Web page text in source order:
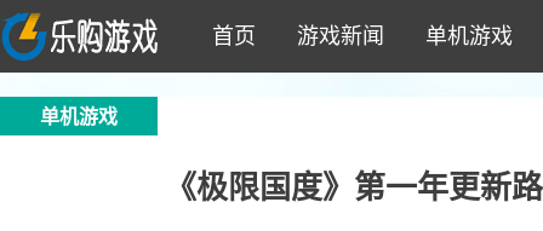
首页 游戏新闻 单机游戏
单机游戏
《极限国度》第一年更新